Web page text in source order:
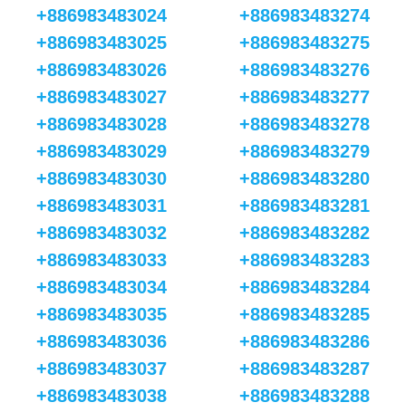
+886983483024
+886983483025
+886983483026
+886983483027
+886983483028
+886983483029
+886983483030
+886983483031
+886983483032
+886983483033
+886983483034
+886983483035
+886983483036
+886983483037
+886983483038
+886983483274
+886983483275
+886983483276
+886983483277
+886983483278
+886983483279
+886983483280
+886983483281
+886983483282
+886983483283
+886983483284
+886983483285
+886983483286
+886983483287
+886983483288